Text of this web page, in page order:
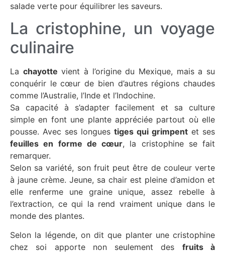
salade verte pour équilibrer les saveurs.
La cristophine, un voyage
culinaire
La chayotte vient à l’origine du Mexique, mais a su
conquérir le cœur de bien d’autres régions chaudes
comme l’Australie, l’Inde et l’Indochine.
Sa capacité à s’adapter facilement et sa culture
simple en font une plante appréciée partout où elle
pousse. Avec ses longues tiges qui grimpent et ses
feuilles en forme de cœur, la cristophine se fait
remarquer.
Selon sa variété, son fruit peut être de couleur verte
à jaune crème. Jeune, sa chair est pleine d’amidon et
elle renferme une graine unique, assez rebelle à
l’extraction, ce qui la rend vraiment unique dans le
monde des plantes.
Selon la légende, on dit que planter une cristophine
chez soi apporte non seulement des fruits à